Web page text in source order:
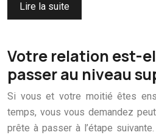
Lire la suite
Votre relation est-
passer au niveau
Si vous et votre moitié êtes
temps, vous vous demandez
prête à passer à l’étape